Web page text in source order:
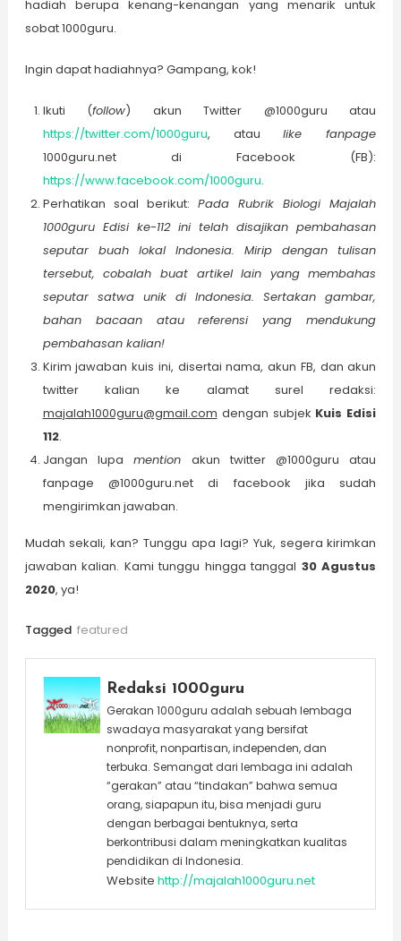
hadiah berupa kenang-kenangan yang menarik untuk
sobat 1000guru.
Ingin dapat hadiahnya? Gampang, kok!
Ikuti (follow) akun Twitter @1000guru atau
https://twitter.com/1000guru, ataulike fanpage
1000guru.net di Facebook (FB):
https://www.facebook.com/1000guru.
Perhatikan soal berikut: Pada Rubrik Biologi Majalah
1000guru Edisi ke-112 ini telah disajikan pembahasan
seputar buah lokal Indonesia. Mirip dengan tulisan
tersebut, cobalah buat artikel lain yang membahas
seputar satwa unik di Indonesia. Sertakan gambar,
bahan bacaan atau referensi yang mendukung
pembahasan kalian!
Kirim jawaban kuis ini, disertai nama, akun FB, dan akun
twitter kalian ke alamat surel redaksi:
majalah1000guru@gmail.com dengan subjek Kuis Edisi
112.
Jangan lupamention akun twitter @1000guru atau
fanpage @1000guru.net di facebook jika sudah
mengirimkan jawaban.
Mudah sekali, kan? Tunggu apa lagi? Yuk, segera kirimkan
jawaban kalian. Kami tunggu hingga tanggal 30 Agustus
2020, ya!
Tagged featured
Redaksi 1000guru
Gerakan 1000guru adalah sebuah lembaga
swadaya masyarakat yang bersifat
nonprofit, nonpartisan, independen, dan
terbuka. Semangat dari lembaga ini adalah
“gerakan” atau “tindakan” bahwa semua
orang, siapapun itu, bisa menjadi guru
dengan berbagai bentuknya, serta
berkontribusi dalam meningkatkan kualitas
pendidikan di Indonesia.
Website http://majalah1000guru.net